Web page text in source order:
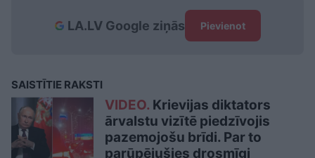
LA.LV Google ziņās Pievienot
SAISTĪTIE RAKSTI
VIDEO. Krievijas diktators
ārvalstu vizītē piedzīvojis
pazemojošu brīdi. Par to
parūpējušies drosmīgi